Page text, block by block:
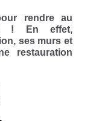
rendre au
! En effet,
ses murs et
restauration